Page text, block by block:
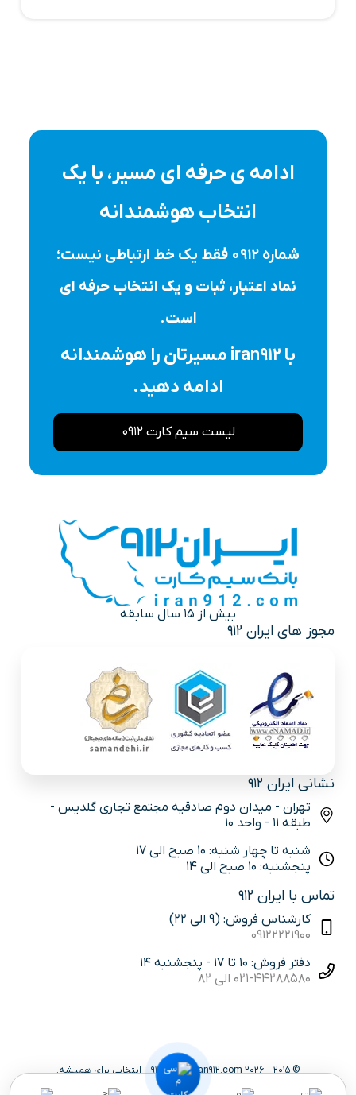
ادامه ی حرفه ای مسیر، با یک
انتخاب هوشمندانه
شماره ۰۹۱۲ فقط یک خط ارتباطی نیست؛
نماد اعتبار، ثبات و یک انتخاب حرفه ای
است.
با iran912 مسیرتان را هوشمندانه
ادامه دهید.
لیست سیم کارت 0912
بیش از 15 سال سابقه
نشانی ایران 912
تهران - میدان دوم صادقیه مجتمع تجاری گلدیس -
طبقه 11 - واحد 10
شنبه تا چهار شنبه: 10 صبح الی 17
پنجشنبه: 10 صبح الی 14
تماس با ایران 912
کارشناس فروش: (9 الی 22)
09122221900
دفتر فروش: 10 تا 17 - پنجشنبه 14
021-44288580 الی 82
مجوز های ایران 912
© 2015 – 2026 iran912.com | ایران 912 – انتخابی برای همیشه.